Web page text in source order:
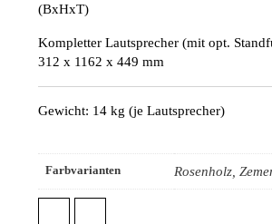
(BxHxT)
Kompletter Lautsprecher (mit opt.
312 x 1162 x 449 mm
Gewicht: 14 kg (je Lautsprecher)
Farbvarianten Rosenholz,